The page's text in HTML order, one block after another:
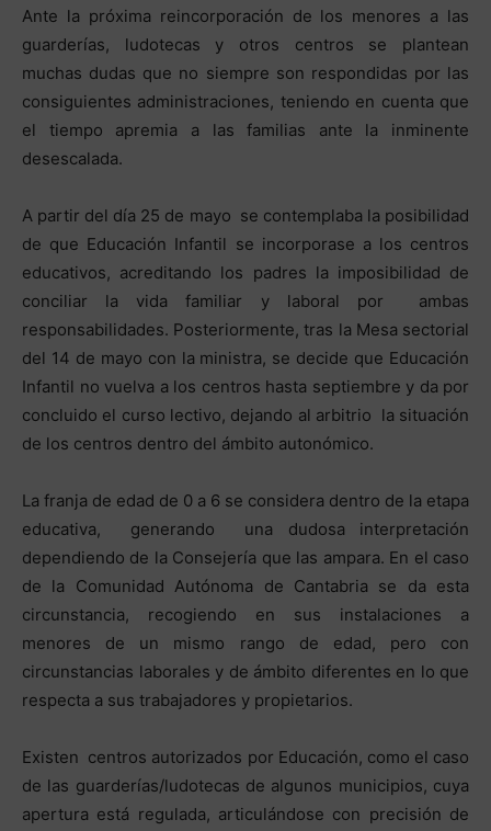
Ante la próxima reincorporación de los menores a las
guarderías, ludotecas y otros centros se plantean
muchas dudas que no siempre son respondidas por las
consiguientes administraciones, teniendo en cuenta que
el tiempo apremia a las familias ante la inminente
desescalada.
A partir del día 25 de mayo se contemplaba la posibilidad
de que Educación Infantil se incorporase a los centros
educativos, acreditando los padres la imposibilidad de
conciliar la vida familiar y laboral por ambas
responsabilidades. Posteriormente, tras la Mesa sectorial
del 14 de mayo con la ministra, se decide que Educación
Infantil no vuelva a los centros hasta septiembre y da por
concluido el curso lectivo, dejando al arbitrio la situación
de los centros dentro del ámbito autonómico.
La franja de edad de 0 a 6 se considera dentro de la etapa
educativa, generando una dudosa interpretación
dependiendo de la Consejería que las ampara. En el caso
de la Comunidad Autónoma de Cantabria se da esta
circunstancia, recogiendo en sus instalaciones a
menores de un mismo rango de edad, pero con
circunstancias laborales y de ámbito diferentes en lo que
respecta a sus trabajadores y propietarios.
Existen centros autorizados por Educación, como el caso
de las guarderías/ludotecas de algunos municipios, cuya
apertura está regulada, articulándose con precisión de